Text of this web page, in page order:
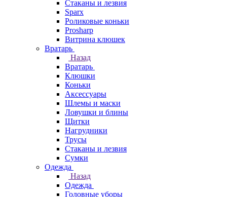
Стаканы и лезвия
Sparx
Роликовые коньки
Prosharp
Витрина клюшек
Вратарь
Назад
Вратарь
Клюшки
Коньки
Аксессуары
Шлемы и маски
Ловушки и блины
Щитки
Нагрудники
Трусы
Стаканы и лезвия
Сумки
Одежда
Назад
Одежда
Головные уборы